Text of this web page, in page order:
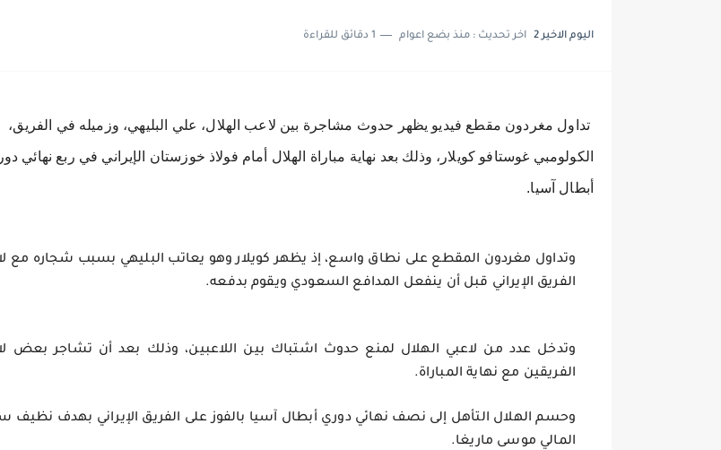
اليوم الاخير 2 اخر تحديث : منذ بضع اعوام 1 دقائق للقراءة
تداول مغردون مقطع فيديو يظهر حدوث مشاجرة بين لاعب الهلال، علي البليهي، وزميله في الفريق،
الكولومبي غوستافو كويلار، وذلك بعد نهاية مباراة الهلال أمام فولاذ خوزستان الإيراني في ربع نهائي
أبطال آسيا.
وتداول مغردون المقطع على نطاق واسع، إذ يظهر كويلار وهو يعاتب البليهي بسبب شجاره مع
الفريق الإيراني قبل أن ينفعل المدافع السعودي ويقوم بدفعه.
وتدخل عدد من لاعبي الهلال لمنع حدوث اشتباك بين اللاعبين، وذلك بعد أن تشاجر بعض
الفريقين مع نهاية المباراة.
وحسم الهلال التأهل إلى نصف نهائي دوري أبطال آسيا بالفوز على الفريق الإيراني بهدف نظيف
المالي موسى ماريغا.